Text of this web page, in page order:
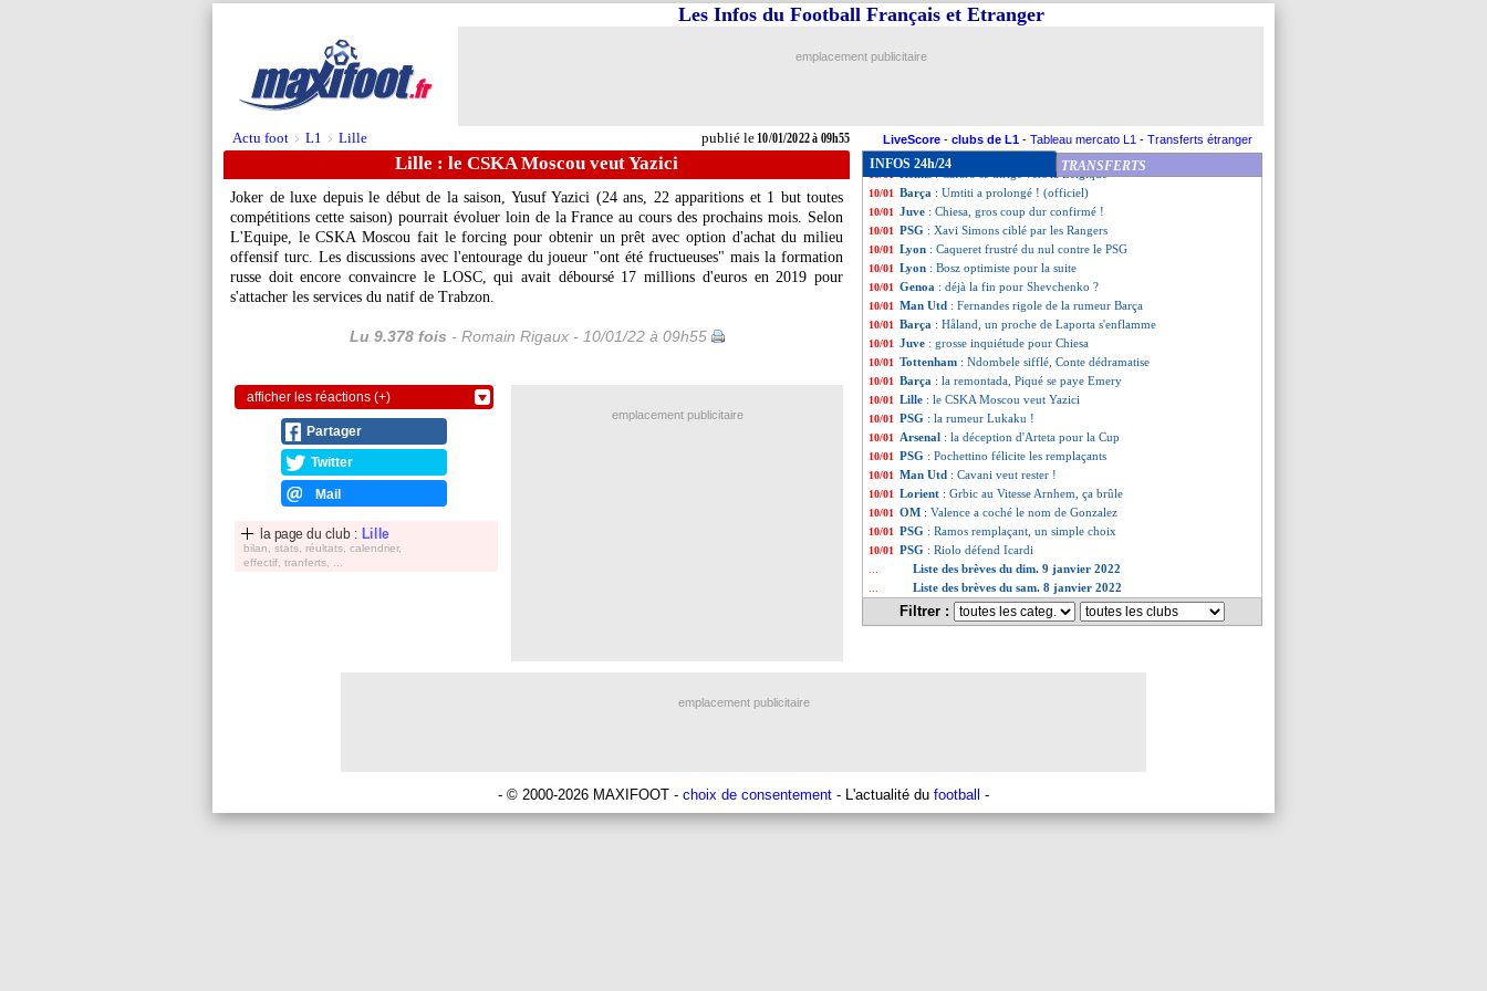
Actu foot > L1 > Lille publié le10/01/2022 à 09h55
Les Infos du Football Français et Etranger
emplacement publicitaire
LiveScore - clubs de L1 - Tableau mercato L1 - Transferts étranger
Lille : le CSKA Moscou veut Yazici
Joker de luxe depuis le début de la saison, Yusuf Yazici (24 ans, 22 apparitions et 1 but toutes
compétitions cette saison) pourrait évoluer loin de la France au cours des prochains mois. Selon
L'Equipe, le CSKA Moscou fait le forcing pour obtenir un prêt avec option d'achat du milieu
offensif turc. Les discussions avec l'entourage du joueur "ont été fructueuses" mais la formation
russe doit encore convaincre le LOSC, qui avait déboursé 17 millions d'euros en 2019 pour
s'attacher les services du natif de Trabzon.
Lu 9.378 fois - Romain Rigaux - 10/01/22 à 09h55
afficher les réactions (+)
Partager
Twitter
Mail
la page du club : Lille
bilan, stats, réultats, calendrier,
effectif, tranferts, ...
INFOS 24h/24 TRANSFERTS
10/01 Barça: la surprenante rumeur... Ronaldo
10/01 Strasbourg : Caci jouera à Mayence (officiel)
10/01 Lyon
10/01 OM: l'Atletico se penche aussi sur Wass
10/01 Real: Mbappé, le "bon moment" pour Salgado
: Cafaro se dirige vers la Belgique
10/01 Barça : Umtiti a prolongé ! (officiel)
10/01 Juve : Chiesa, gros coup dur confirmé !
10/01 PSG : Xavi Simons ciblé par les Rangers
10/01 Lyon : Caqueret frustré du nul contre le PSG
10/01 Lyon : Bosz optimiste pour la suite
10/01 Genoa : déjà la fin pour Shevchenko ?
10/01 Man Utd : Fernandes rigole de la rumeur Barça
10/01 Barça : Håland, un proche de Laporta s'enflamme
10/01 Juve : grosse inquiétude pour Chiesa
10/01 Tottenham : Ndombele sifflé, Conte dédramatise
10/01 Barça : la remontada, Piqué se paye Emery
10/01 Lille : le CSKA Moscou veut Yazici
10/01 PSG : la rumeur Lukaku !
10/01 Arsenal : la déception d'Arteta pour la Cup
10/01 PSG : Pochettino félicite les remplaçants
10/01 Man Utd : Cavani veut rester !
10/01 Lorient : Grbic au Vitesse Arnhem, ça brûle
10/01 OM : Valence a coché le nom de Gonzalez
10/01 PSG : Ramos remplaçant, un simple choix
10/01 PSG : Riolo défend Icardi
Liste des brèves du dim. 9 janvier 2022
Liste des brèves du sam. 8 janvier 2022
Filtrer :
emplacement publicitaire
emplacement publicitaire
- © 2000-2026 MAXIFOOT - choix de consentement - L'actualité du football -